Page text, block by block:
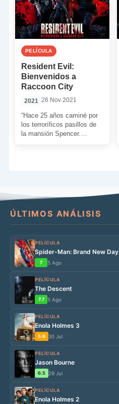
PELÍCULA
Resident Evil:
Bienvenidos a
Raccoon City
2021 26 Nov 2021
“Hace 25 años caminé por
los terroríficos pasillos de
la mansión Spencer.
ÚLTIMOS ANÁLISIS
PELÍCULA
Spider-Man: Brand New Day
7 5 Ago
PELÍCULA
The Descent
7.7 5 Ago
PELÍCULA
Enola Holmes 3
5.6 30 Jul
PELÍCULA
Jason Bourne
6.5 29 Jul
PELÍCULA
Enola Holmes 2